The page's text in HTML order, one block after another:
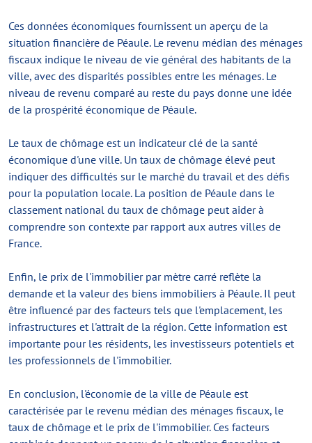
Ces données économiques fournissent un aperçu de la
situation financière de Péaule. Le revenu médian des ménages
fiscaux indique le niveau de vie général des habitants de la
ville, avec des disparités possibles entre les ménages. Le
niveau de revenu comparé au reste du pays donne une idée
de la prospérité économique de Péaule.
Le taux de chômage est un indicateur clé de la santé
économique d'une ville. Un taux de chômage élevé peut
indiquer des difficultés sur le marché du travail et des défis
pour la population locale. La position de Péaule dans le
classement national du taux de chômage peut aider à
comprendre son contexte par rapport aux autres villes de
France.
Enfin, le prix de l'immobilier par mètre carré reflète la
demande et la valeur des biens immobiliers à Péaule. Il peut
être influencé par des facteurs tels que l'emplacement, les
infrastructures et l'attrait de la région. Cette information est
importante pour les résidents, les investisseurs potentiels et
les professionnels de l'immobilier.
En conclusion, l'économie de la ville de Péaule est
caractérisée par le revenu médian des ménages fiscaux, le
taux de chômage et le prix de l'immobilier. Ces facteurs